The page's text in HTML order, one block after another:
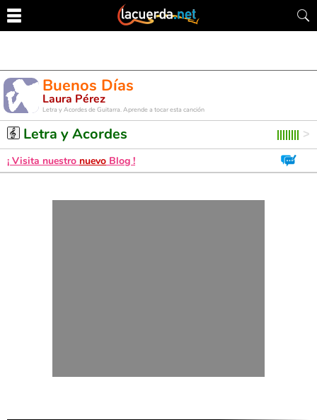
Buenos Días
Laura Pérez
Letra y Acordes de Guitarra. Aprende a tocar esta canción
Letra y Acordes
¡ Visita nuestro nuevo Blog !